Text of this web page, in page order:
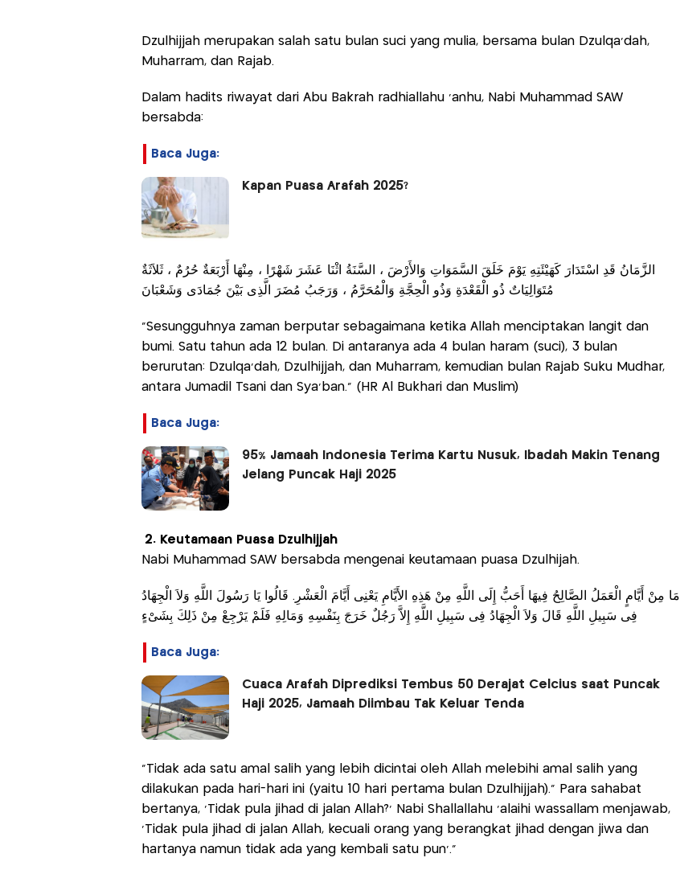
Dzulhijjah merupakan salah satu bulan suci yang mulia, bersama bulan Dzulqa'dah,
Muharram, dan Rajab.
Dalam hadits riwayat dari Abu Bakrah radhiallahu 'anhu, Nabi Muhammad SAW
bersabda:
Baca Juga:
Kapan Puasa Arafah 2025?
الزَّمَانُ قَدِ اسْتَدَارَ كَهَيْئَتِهِ يَوْمَ خَلَقَ السَّمَوَاتِ وَالأَرْضَ ، السَّنَةُ اثْنَا عَشَرَ شَهْرًا ، مِنْهَا أَرْبَعَةٌ حُرُمٌ ، ثَلاَثَةٌ
مُتَوَالِيَاتٌ ذُو الْقَعْدَةِ وَذُو الْحِجَّةِ وَالْمُحَرَّمُ ، وَرَجَبُ مُضَرَ الَّذِى بَيْنَ جُمَادَى وَشَعْبَانَ
"Sesungguhnya zaman berputar sebagaimana ketika Allah menciptakan langit dan
bumi. Satu tahun ada 12 bulan. Di antaranya ada 4 bulan haram (suci), 3 bulan
berurutan: Dzulqa'dah, Dzulhijjah, dan Muharram, kemudian bulan Rajab Suku Mudhar,
antara Jumadil Tsani dan Sya'ban." (HR Al Bukhari dan Muslim)
Baca Juga:
95% Jamaah Indonesia Terima Kartu Nusuk, Ibadah Makin Tenang
Jelang Puncak Haji 2025
2. Keutamaan Puasa Dzulhijjah
Nabi Muhammad SAW bersabda mengenai keutamaan puasa Dzulhijah.
مَا مِنْ أَيَّامٍ الْعَمَلُ الصَّالِحُ فِيهَا أَحَبُّ إِلَى اللَّهِ مِنْ هَذِهِ الأَيَّامِ يَعْنِى أَيَّامَ الْعَشْرِ. قَالُوا يَا رَسُولَ اللَّهِ وَلاَ الْجِهَادُ
فِى سَبِيلِ اللَّهِ قَالَ وَلاَ الْجِهَادُ فِى سَبِيلِ اللَّهِ إِلاَّ رَجُلٌ خَرَجَ بِنَفْسِهِ وَمَالِهِ فَلَمْ يَرْجِعْ مِنْ ذَلِكَ بِشَىْءٍ
Baca Juga:
Cuaca Arafah Diprediksi Tembus 50 Derajat Celcius saat Puncak
Haji 2025, Jamaah Diimbau Tak Keluar Tenda
"Tidak ada satu amal salih yang lebih dicintai oleh Allah melebihi amal salih yang
dilakukan pada hari-hari ini (yaitu 10 hari pertama bulan Dzulhijjah)." Para sahabat
bertanya, 'Tidak pula jihad di jalan Allah?' Nabi Shallallahu ‘alaihi wassallam menjawab,
'Tidak pula jihad di jalan Allah, kecuali orang yang berangkat jihad dengan jiwa dan
hartanya namun tidak ada yang kembali satu pun'."